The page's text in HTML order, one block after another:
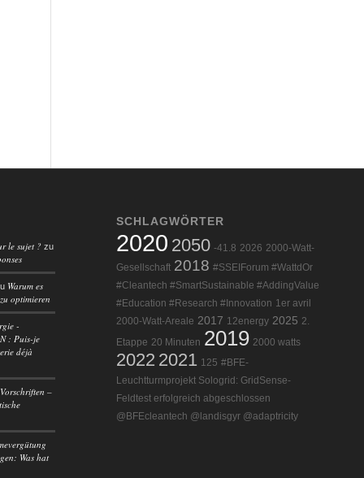
le sujet ? zu
Warum es
optimieren
-
: Puis-je
déjà
–
Was hat
SCHLAGWÖRTER
2020 2050 -41.8 2026 2000-Watt-
Gesellschaft 2018 #SSEIForum #WattdOr
#Cleantech #SmartSustainable #AddingValue
#Education #Research #Innovation 1er avril
2000-Watt-Areale 2017 12energy 2025 2.
Etappe 20 Minuten 2019 2000 watts
2022 2021 125 #BFE-
Leuchtturmprojekt Sologrid: GridSense-
Feldtest erfolgreich abgeschlossen
@BFEcleantech @landisgyr @adaptricity